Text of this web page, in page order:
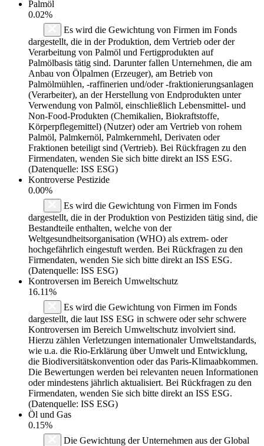
Palmöl
0.02%
Es wird die Gewichtung von Firmen im Fonds
dargestellt, die in der Produktion, dem Vertrieb oder der
Verarbeitung von Palmöl und Fertigprodukten auf
Palmölbasis tätig sind. Darunter fallen Unternehmen, die am
Anbau von Ölpalmen (Erzeuger), am Betrieb von
Palmölmühlen, -raffinerien und/oder -fraktionierungsanlagen
(Verarbeiter), an der Herstellung von Endprodukten unter
Verwendung von Palmöl, einschließlich Lebensmittel- und
Non-Food-Produkten (Chemikalien, Biokraftstoffe,
Körperpflegemittel) (Nutzer) oder am Vertrieb von rohem
Palmöl, Palmkernöl, Palmkernmehl, Derivaten oder
Fraktionen beteiligt sind (Vertrieb). Bei Rückfragen zu den
Firmendaten, wenden Sie sich bitte direkt an ISS ESG.
(Datenquelle: ISS ESG)
Kontroverse Pestizide
0.00%
Es wird die Gewichtung von Firmen im Fonds
dargestellt, die in der Produktion von Pestiziden tätig sind, die
Bestandteile enthalten, welche von der
Weltgesundheitsorganisation (WHO) als extrem- oder
hochgefährlich eingestuft werden. Bei Rückfragen zu den
Firmendaten, wenden Sie sich bitte direkt an ISS ESG.
(Datenquelle: ISS ESG)
Kontroversen im Bereich Umweltschutz
16.11%
Es wird die Gewichtung von Firmen im Fonds
dargestellt, die laut ISS ESG in schwere oder sehr schwere
Kontroversen im Bereich Umweltschutz involviert sind.
Hierzu zählen Verletzungen internationaler Umweltstandards,
wie u.a. die Rio-Erklärung über Umwelt und Entwicklung,
die Biodiversitätskonvention oder das Paris-Klimaabkommen.
Die Bewertungen werden bei relevanten neuen Informationen
oder mindestens jährlich aktualisiert. Bei Rückfragen zu den
Firmendaten, wenden Sie sich bitte direkt an ISS ESG.
(Datenquelle: ISS ESG)
Öl und Gas
0.15%
Die Gewichtung der Unternehmen aus der Global